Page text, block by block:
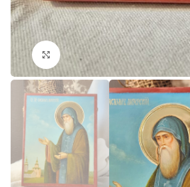
Клацніть, щоб збільшити